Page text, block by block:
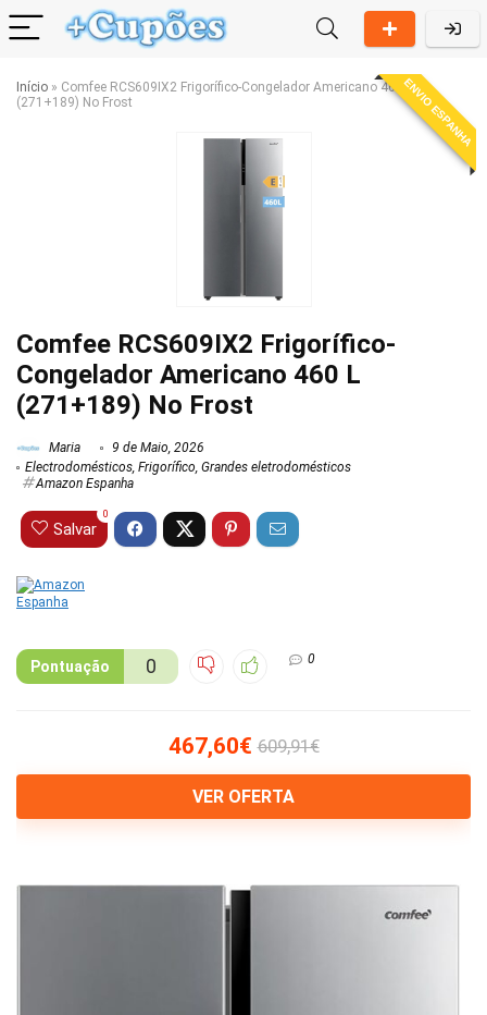
Início » Comfee RCS609IX2 Frigorífico-Congelador Americano 460 L
(271+189) No Frost
ENVIO ESPANHA
Comfee RCS609IX2 Frigorífico-
Congelador Americano 460 L
(271+189) No Frost
Maria
9 de Maio, 2026
Electrodomésticos, Frigorífico, Grandes eletrodomésticos
Amazon Espanha
Salvar
0
Pontuação 0 0
467,60€ 609,91€
VER OFERTA